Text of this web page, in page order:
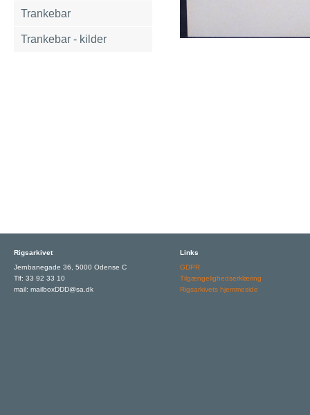
Trankebar
Trankebar - kilder
Rigsarkivet
Jernbanegade 36, 5000 Odense C
Tlf: 33 92 33 10
mail: mailboxDDD@sa.dk
Links
GDPR
Tilgængelighedserklæring
Rigsarkivets hjemmeside